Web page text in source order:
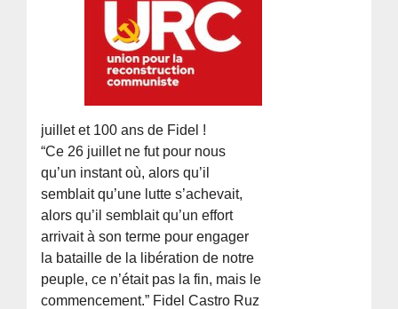
juillet et 100 ans de Fidel !
“Ce 26 juillet ne fut pour nous
qu’un instant où, alors qu’il
semblait qu’une lutte s’achevait,
alors qu’il semblait qu’un effort
arrivait à son terme pour engager
la bataille de la libération de notre
peuple, ce n’était pas la fin, mais le
commencement.” Fidel Castro Ruz